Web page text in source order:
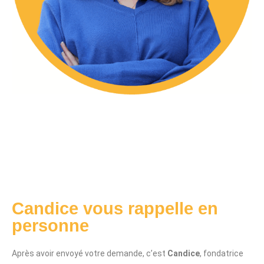
Candice vous rappelle en
personne
Après avoir envoyé votre demande, c’est Candice, fondatrice